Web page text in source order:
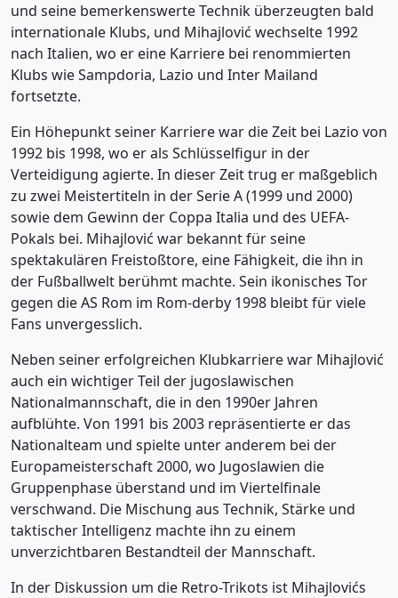
und seine bemerkenswerte Technik überzeugten bald
internationale Klubs, und Mihajlović wechselte 1992
nach Italien, wo er eine Karriere bei renommierten
Klubs wie Sampdoria, Lazio und Inter Mailand
fortsetzte.
Ein Höhepunkt seiner Karriere war die Zeit bei Lazio von
1992 bis 1998, wo er als Schlüsselfigur in der
Verteidigung agierte. In dieser Zeit trug er maßgeblich
zu zwei Meistertiteln in der Serie A (1999 und 2000)
sowie dem Gewinn der Coppa Italia und des UEFA-
Pokals bei. Mihajlović war bekannt für seine
spektakulären Freistoßtore, eine Fähigkeit, die ihn in
der Fußballwelt berühmt machte. Sein ikonisches Tor
gegen die AS Rom im Rom-derby 1998 bleibt für viele
Fans unvergesslich.
Neben seiner erfolgreichen Klubkarriere war Mihajlović
auch ein wichtiger Teil der jugoslawischen
Nationalmannschaft, die in den 1990er Jahren
aufblühte. Von 1991 bis 2003 repräsentierte er das
Nationalteam und spielte unter anderem bei der
Europameisterschaft 2000, wo Jugoslawien die
Gruppenphase überstand und im Viertelfinale
verschwand. Die Mischung aus Technik, Stärke und
taktischer Intelligenz machte ihn zu einem
unverzichtbaren Bestandteil der Mannschaft.
In der Diskussion um die Retro-Trikots ist Mihajlovićs